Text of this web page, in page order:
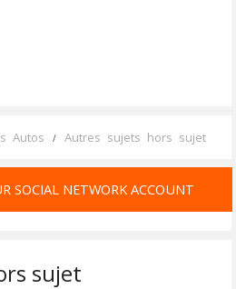
Autos Autres sujets hors sujet
SOCIAL NETWORK ACCOUNT
sujet